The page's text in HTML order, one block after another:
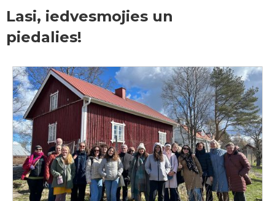
Lasi, iedvesmojies un
piedalies!